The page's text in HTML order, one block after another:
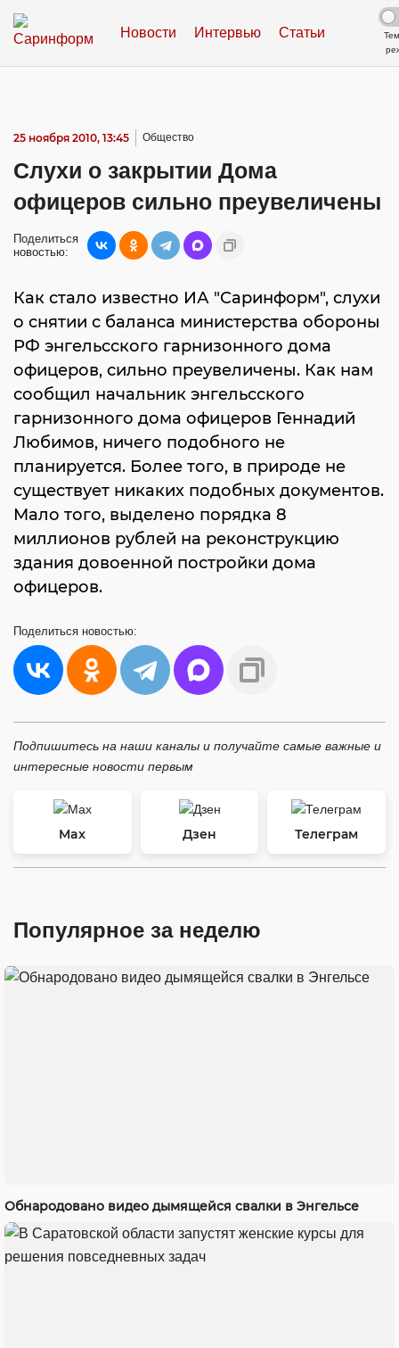
Новости Интервью Статьи
25 ноября 2010, 13:45 Общество
Слухи о закрытии Дома
офицеров сильно преувеличены
Поделиться
новостью:
Как стало известно ИА "Саринформ", слухи
о снятии с баланса министерства обороны
РФ энгельсского гарнизонного дома
офицеров, сильно преувеличены. Как нам
сообщил начальник энгельсского
гарнизонного дома офицеров Геннадий
Любимов, ничего подобного не
планируется. Более того, в природе не
существует никаких подобных документов.
Мало того, выделено порядка 8
миллионов рублей на реконструкцию
здания довоенной постройки дома
офицеров.
Поделиться новостью:
Подпишитесь на наши каналы и получайте самые важные и
интересные новости первым
Max Дзен Телеграм
Популярное за неделю
Обнародовано видео дымящейся свалки в Энгельсе